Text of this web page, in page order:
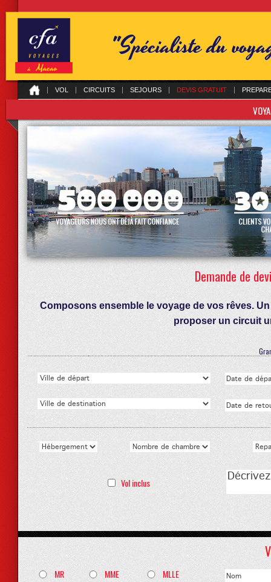
"Spécialiste du
VOL CIRCUITS SEJOURS DEVIS GRATUIT
Demande de
Composons ensemble le voyage de vos rêves.
proposer un circuit
Vol inclus
MR MME MLLE